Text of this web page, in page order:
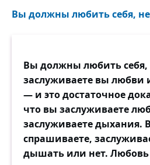
Вы должны любить себя,
Вы должны любить себя,
заслуживаете вы
— и это достаточное
что вы заслуживаете
заслуживаете дыхания.
спрашиваете,
дышать или нет. Любовь